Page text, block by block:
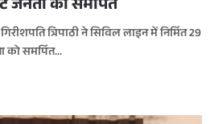
जनता को समर्पित
त्रिपाठी ने सिविल लाइन में निर्मित 29
को समर्पित…